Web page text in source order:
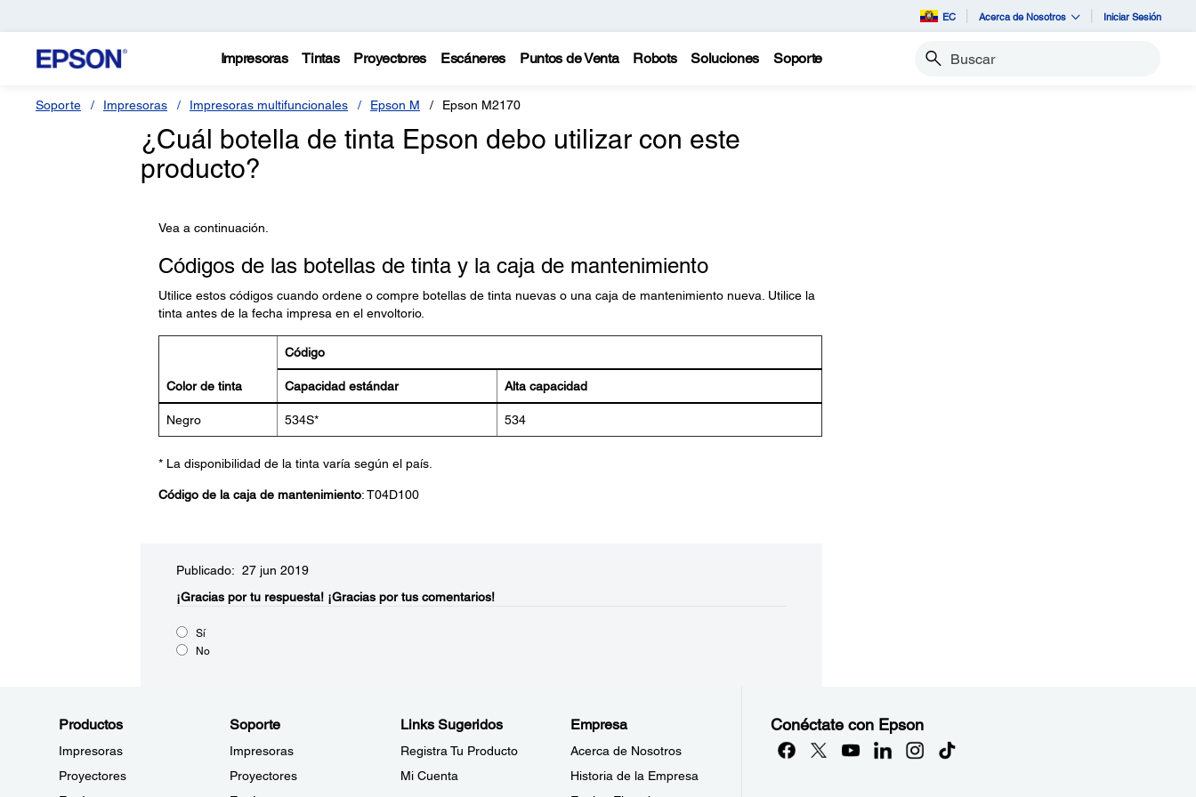
EC Acerca de Nosotros Iniciar Sesión
Impresoras Tintas Proyectores Escáneres Puntos de Venta Robots Soluciones Soporte Buscar
Soporte Impresoras Impresoras multifuncionales Epson M Epson M2170
¿Cuál botella de tinta Epson debo utilizar con este
producto?
Vea a continuación.
Códigos de las botellas de tinta y la caja de mantenimiento
Utilice estos códigos cuando ordene o compre botellas de tinta nuevas o una caja de mantenimiento nueva. Utilice la
tinta antes de la fecha impresa en el envoltorio.
Color de tinta
Código
Capacidad estándar Alta capacidad
Negro 534S* 534
* La disponibilidad de la tinta varía según el país.
Código de la caja de mantenimiento: T04D100
Publicado: 27 jun 2019
¡Gracias por tu respuesta! ¡Gracias por tus comentarios!
Sí
No
Productos
Impresoras
Proyectores
Soporte
Impresoras
Proyectores
Links Sugeridos
Registra Tu Producto
Mi Cuenta
Empresa
Acerca de Nosotros
Historia de la Empresa
Conéctate con Epson